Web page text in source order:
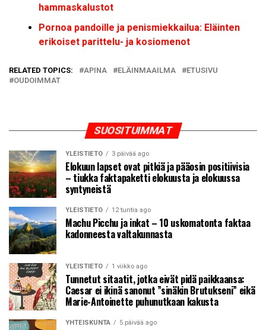
hammaskalustot
Pornoa pandoille ja penismiekkailua: Eläinten
erikoiset parittelu- ja kosiomenot
RELATED TOPICS: APINA ELÄINMAAILMA
ETUSIVU
OUDOIMMAT
SUOSITUIMMAT
YLEISTIETO 3 päivää ago
Elokuun lapset ovat pitkiä ja pääosin positiivisia
– tiukka faktapaketti elokuusta ja elokuussa
syntyneistä
YLEISTIETO 12 tuntia ago
Machu Picchu ja inkat – 10 uskomatonta faktaa
kadonneesta valtakunnasta
YLEISTIETO 1 viikko ago
Tunnetut sitaatit, jotka eivät pidä paikkaansa:
Caesar ei ikinä sanonut ”sinäkin Brutukseni” eikä
Marie-Antoinette puhunutkaan kakusta
YHTEISKUNTA 5 päivää ago